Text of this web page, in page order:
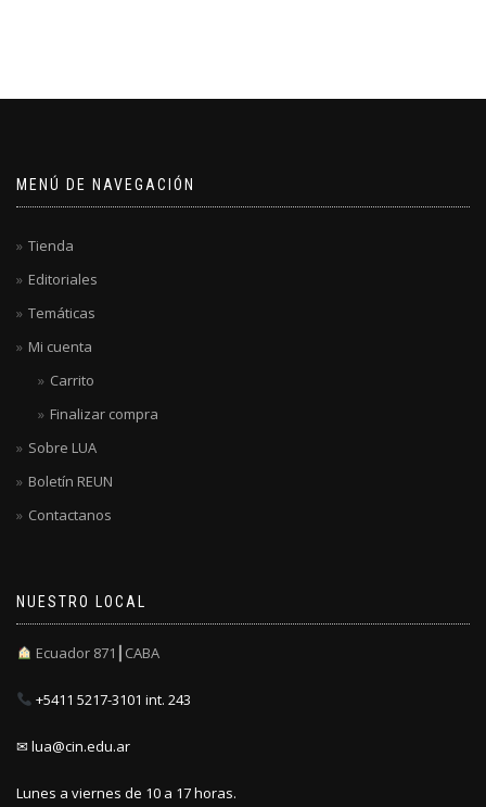
MENÚ DE NAVEGACIÓN
Tienda
Editoriales
Temáticas
Mi cuenta
Carrito
Finalizar compra
Sobre LUA
Boletín REUN
Contactanos
NUESTRO LOCAL
Ecuador 871┃CABA
+5411 5217-3101 int. 243
✉ lua@cin.edu.ar
Lunes a viernes de 10 a 17 horas.